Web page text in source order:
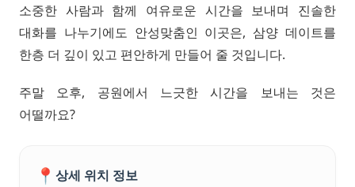
소중한 사람과 함께 여유로운 시간을 보내며 진솔한
대화를 나누기에도 안성맞춤인 이곳은, 삼양 데이트를
한층 더 깊이 있고 편안하게 만들어 줄 것입니다.
주말 오후, 공원에서 느긋한 시간을 보내는 것은
어떨까요?
📍 상세 위치 정보